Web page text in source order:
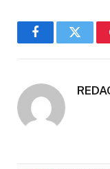
FacebookTwitter